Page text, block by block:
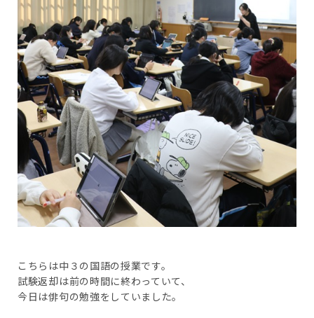
こちらは中３の国語の授業です。
試験返却は前の時間に終わっていて、
今日は俳句の勉強をしていました。